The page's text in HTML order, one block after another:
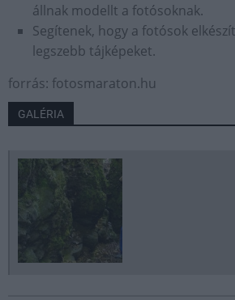
állnak modellt a fotósoknak.
Segítenek, hogy a fotósok
legszebb tájképeket.
forrás: fotosmaraton.hu
GALÉRIA